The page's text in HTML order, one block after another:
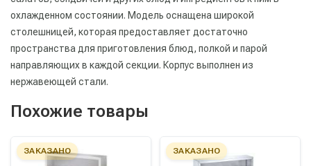
охлажденном состоянии. Модель оснащена широкой
столешницей, которая предоставляет достаточно
пространства для приготовления блюд, полкой и парой
направляющих в каждой секции. Корпус выполнен из
нержавеющей стали.
Похожие товары
ЗАКАЗАНО ЗАКАЗАНО